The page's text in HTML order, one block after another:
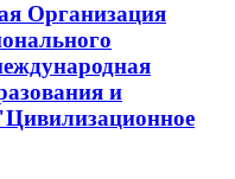
Организация
и